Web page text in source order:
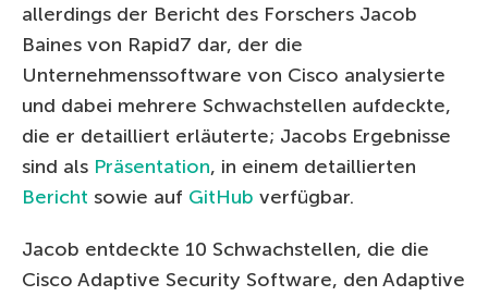
allerdings der Bericht des Forschers Jacob
Baines von Rapid7 dar, der die
Unternehmenssoftware von Cisco analysierte
und dabei mehrere Schwachstellen aufdeckte,
die er detailliert erläuterte; Jacobs Ergebnisse
sind als Präsentation, in einem detaillierten
Bericht sowie auf GitHub verfügbar.
Jacob entdeckte 10 Schwachstellen, die die
Cisco Adaptive Security Software, den Adaptive